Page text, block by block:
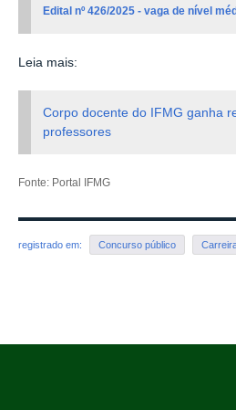
Edital nº 426/2025 - vaga de nível
Leia mais:
Corpo docente do IFMG ganha
professores
Fonte: Portal IFMG
registrado em: Concurso público